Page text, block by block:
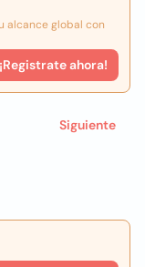
alcance global con
¡Registrate ahora!
Siguiente